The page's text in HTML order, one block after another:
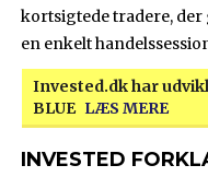
kortsigtede tradere,
en enkelt
Invested.dk har
BLUE LÆS MERE
INVESTED